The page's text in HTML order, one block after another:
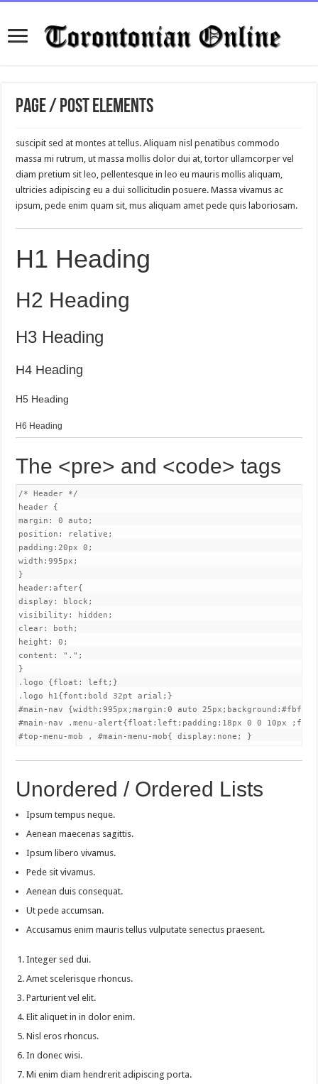
Page / Post Elements
suscipit sed at montes at tellus. Aliquam nisl penatibus commodo
massa mi rutrum, ut massa mollis dolor dui at, tortor ullamcorper vel
diam pretium sit leo, pellentesque in leo eu mauris mollis aliquam,
ultricies adipiscing eu a dui sollicitudin posuere. Massa vivamus ac
ipsum, pede enim quam sit, mus aliquam amet pede quis laboriosam.
H1 Heading
H2 Heading
H3 Heading
H4 Heading
H5 Heading
H6 Heading
The <pre> and <code> tags
/* Header */
header {
margin: 0 auto;
position: relative;
padding:20px 0;
width:995px;
}
header:after{
display: block;
visibility: hidden;
clear: both;
height: 0;
content: ".";
}
.logo {float: left;}
.logo h1{font:bold 32pt arial;}
#main-nav {width:995px;margin:0 auto
#main-nav .menu-alert{float:left;padding:18px 0 0 10px
#top-menu-mob , #main-menu-mob{ display:none; }
Unordered / Ordered Lists
Ipsum tempus neque.
Aenean maecenas sagittis.
Ipsum libero vivamus.
Pede sit vivamus.
Aenean duis consequat.
Ut pede accumsan.
Accusamus enim mauris tellus vulputate senectus praesent.
Integer sed dui.
Amet scelerisque rhoncus.
Parturient vel elit.
Elit aliquet in in dolor enim.
Nisl eros rhoncus.
In donec wisi.
Mi enim diam hendrerit adipiscing porta.